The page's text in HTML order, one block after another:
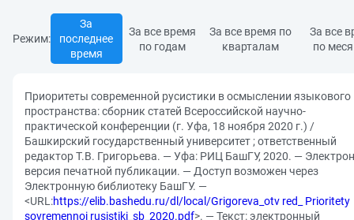
Режим:
За
последнее
время
За все время
по годам
За все время по
кварталам
За все
по
Приоритеты современной русистики в осмыслении языкового
пространства: сборник статей Всероссийской научно-
практической конференции (г. Уфа, 18 ноября 2020 г.) /
Башкирский государственный университет ; ответственный
редактор Т.В. Григорьева. — Уфа: РИЦ БашГУ, 2020. —
версия печатной публикации. — Доступ возможен через
Электронную библиотеку БашГУ. —
<URL:https://elib.bashedu.ru/dl/local/Grigoreva_otv red_ Prioritety
sovremennoi rusistiki_sb_2020.pdf>. — Текст: электронный